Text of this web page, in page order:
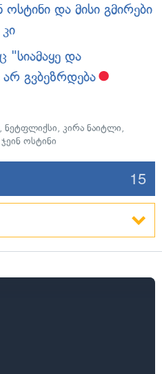
ოსტინი და მისი გმირები
"სიამაყე და
გვბეზრდება
, ნეტფლიქსი, კირა ნაიტლი,
ჯეინ ოსტინი
15